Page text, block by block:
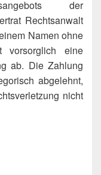
der
Rechtsanwalt
Namen ohne
vorsorglich eine
ab. Die Zahlung
abgelehnt,
nicht